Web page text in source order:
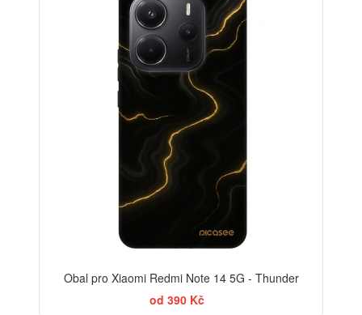
Obal pro Xiaomi Redmi Note 14 5G - Thunder
od 390 Kč